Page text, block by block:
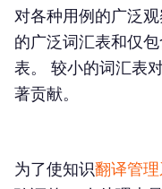
对各种用例的广泛
的广泛词汇表和仅
表。 较小的词汇表
著贡献。
为了使知识翻译管